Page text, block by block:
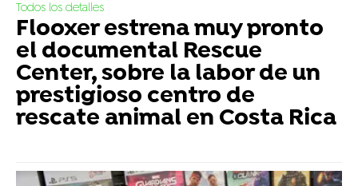
Todos los detalles
Flooxer estrena muy pronto
el documental Rescue
Center, sobre la labor de un
prestigioso centro de
rescate animal en Costa Rica